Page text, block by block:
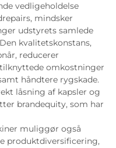
vedligeholdelse
mindsker
udstyrets samlede
kvalitetskonstans,
reducerer
omkostninger
håndtere rygskade.
låsning af kapsler og
brandequity, som har
muliggør også
produktdiversificering,